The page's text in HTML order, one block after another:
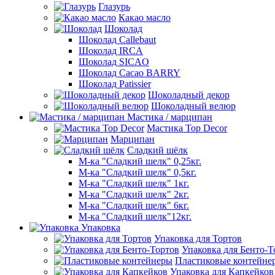
Глазурь
Какао масло
Шоколад
Шоколад Callebaut
Шоколад IRCA
Шоколад SICAO
Шоколад Cacao BARRY
Шоколад Patissier
Шоколадный декор
Шоколадный велюр
Мастика / марципан
Мастика Top Decor
Марципан
Сладкий шёлк
М-ка "Сладкий шелк" 0,25кг.
М-ка "Сладкий шелк" 0,5кг.
М-ка "Сладкий шелк" 1кг.
М-ка "Сладкий шелк" 2кг.
М-ка "Сладкий шелк" 6кг.
М-ка "Сладкий шелк"12кг.
Упаковка
Упаковка для Тортов
Упаковка для Бенто-
Пластиковые
Упаковка для Капкейков